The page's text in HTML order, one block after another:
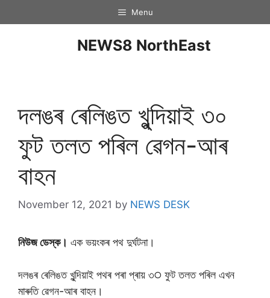
Menu
NEWS8 NorthEast
দলঙৰ ৰেলিঙত খুন্দিয়াই ৩০
ফুট তলত পৰিল ৱেগন-আৰ
বাহন
November 12, 2021 by NEWS DESK
নিউজ ডেস্ক। এক ভয়ংকৰ পথ দুৰ্ঘটনা।
দলঙৰ ৰেলিঙত খুন্দিয়াই পথৰ পৰা প্ৰায় ৩੦ ফুট তলত পৰিল এখন
মাৰুতি ৱেগন-আৰ বাহন।